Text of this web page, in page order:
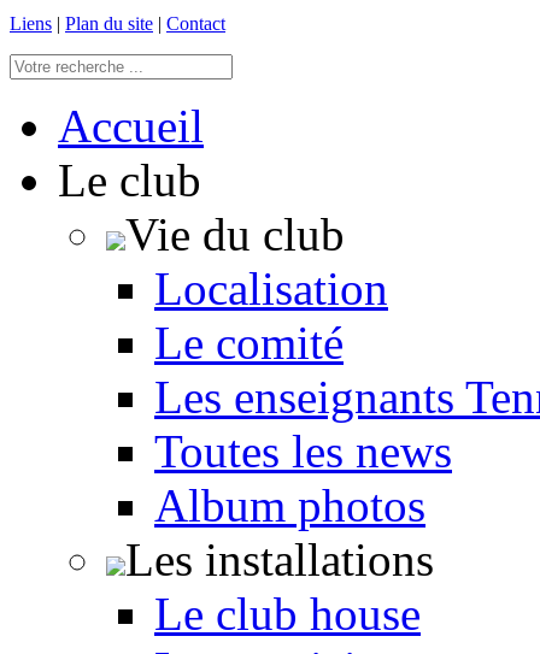
Liens | Plan du site | Contact
Accueil
Le club
Vie du club
Localisation
Le comité
Les enseignants
Toutes les news
Album photos
Les installations
Le club house